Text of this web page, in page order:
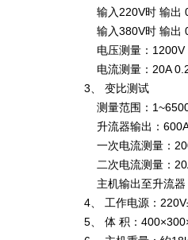
输入220V时 输出
输入380V时 输出
电压测量：1200V
电流测量：20A 0.2
3、 变比测试
测量范围：
升流器输出：
一次电流测量：
二次电流测量：
主机输出至升流器
4、 工作电源：
5、 体 积：